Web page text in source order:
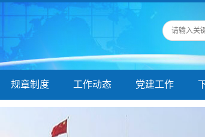
规章制度 工作动态 党建工作